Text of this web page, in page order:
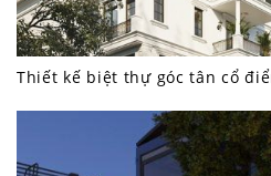
Thiết kế biệt thự góc tân cổ